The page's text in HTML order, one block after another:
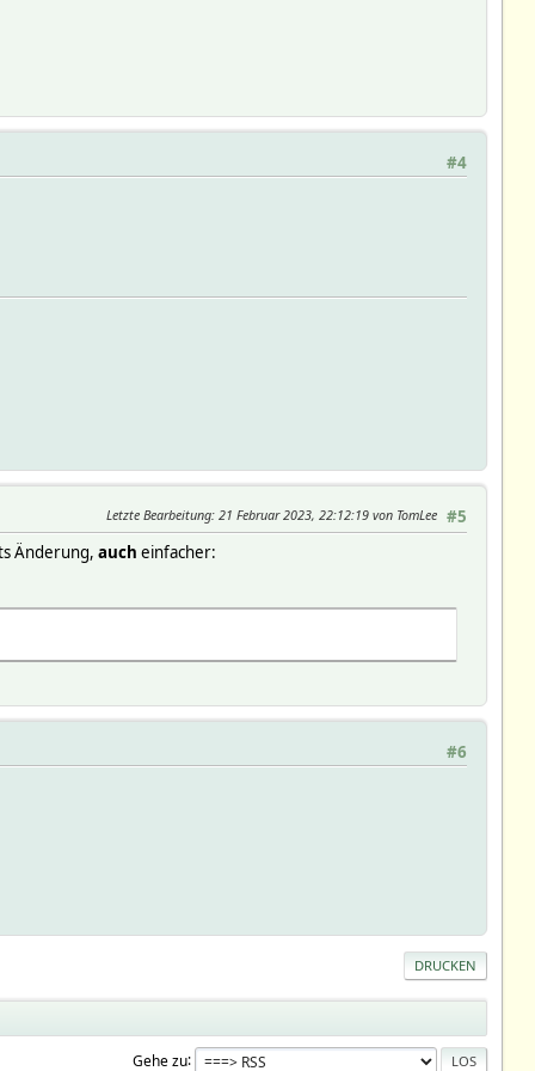
#4
#5
Letzte Bearbeitung: 21 Februar 2023, 22:12:19 von TomLee
Änderung, auch einfacher:
#6
DRUCKEN
Gehe zu